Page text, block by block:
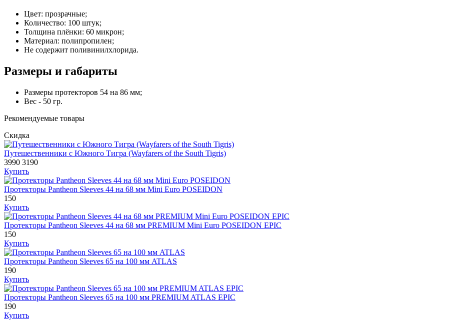
Цвет: прозрачные;
Количество: 100 штук;
Толщина плёнки: 60 микрон;
Материал: полипропилен;
Не содержит поливинилхлорида.
Размеры и габариты
Размеры протекторов 54 на 86 мм;
Вес - 50 гр.
Рекомендуемые товары
Скидка
Путешественники с Южного Тигра (Wayfarers of the South Tigris)
3990 3190
Купить
Протекторы Pantheon Sleeves 44 на 68 мм Mini Euro POSEIDON
150
Купить
Протекторы Pantheon Sleeves 44 на 68 мм PREMIUM Mini Euro POSEIDON EPIC
150
Купить
Протекторы Pantheon Sleeves 65 на 100 мм ATLAS
190
Купить
Протекторы Pantheon Sleeves 65 на 100 мм PREMIUM ATLAS EPIC
190
Купить